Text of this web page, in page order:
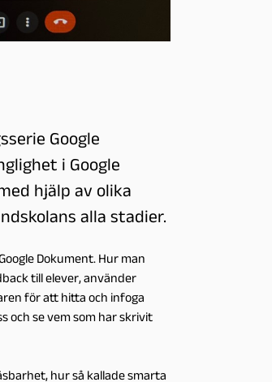
Google
i Google
hjälp av olika
alla stadier.
Dokument. Hur man
till elever, använder
för att hitta och infoga
och se vem som har skrivit
hur så kallade smarta